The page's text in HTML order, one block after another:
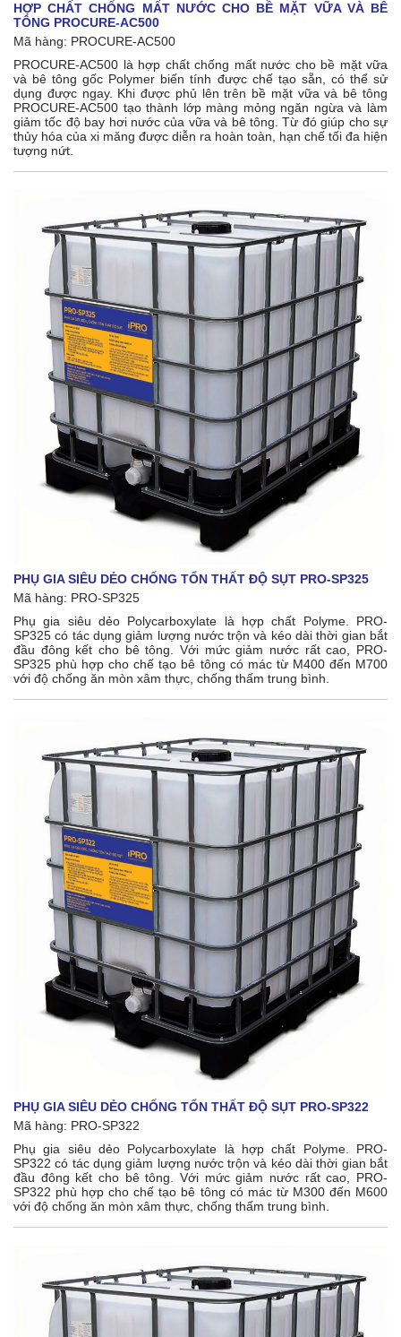
HỢP CHẤT CHỐNG MẤT NƯỚC CHO BỀ MẶT VỮA VÀ BÊ
TÔNG PROCURE-AC500
Mã hàng: PROCURE-AC500
PROCURE-AC500 là hợp chất chống mất nước cho bề mặt vữa
và bê tông gốc Polymer biến tính được chế tạo sẵn, có thể sử
dụng được ngay. Khi được phủ lên trên bề mặt vữa và bê tông
PROCURE-AC500 tạo thành lớp màng mỏng ngăn ngừa và làm
giảm tốc độ bay hơi nước của vữa và bê tông. Từ đó giúp cho sự
thủy hóa của xi măng được diễn ra hoàn toàn, hạn chế tối đa hiện
tượng nứt.
PHỤ GIA SIÊU DẺO CHỐNG TỔN THẤT ĐỘ SỤT PRO-SP325
Mã hàng: PRO-SP325
Phụ gia siêu dẻo Polycarboxylate là hợp chất Polyme. PRO-
SP325 có tác dụng giảm lượng nước trộn và kéo dài thời gian bắt
đầu đông kết cho bê tông. Với mức giảm nước rất cao, PRO-
SP325 phù hợp cho chế tạo bê tông có mác từ M400 đến M700
với độ chống ăn mòn xâm thực, chống thấm trung bình.
PHỤ GIA SIÊU DẺO CHỐNG TỔN THẤT ĐỘ SỤT PRO-SP322
Mã hàng: PRO-SP322
Phụ gia siêu dẻo Polycarboxylate là hợp chất Polyme. PRO-
SP322 có tác dụng giảm lượng nước trộn và kéo dài thời gian bắt
đầu đông kết cho bê tông. Với mức giảm nước rất cao, PRO-
SP322 phù hợp cho chế tạo bê tông có mác từ M300 đến M600
với độ chống ăn mòn xâm thực, chống thấm trung bình.